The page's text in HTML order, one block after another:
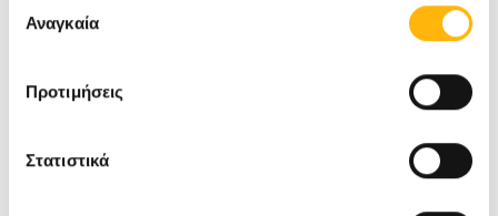
των υπηρεσιών τους.
συγκατάθεσης
Αναγκαία
Προτιμήσεις
Στατιστικά